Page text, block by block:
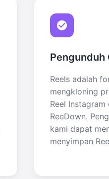
Pengunduh
Reels adalah
mengkloning
Reel
ReeDown.
kami dapat
menyimpan